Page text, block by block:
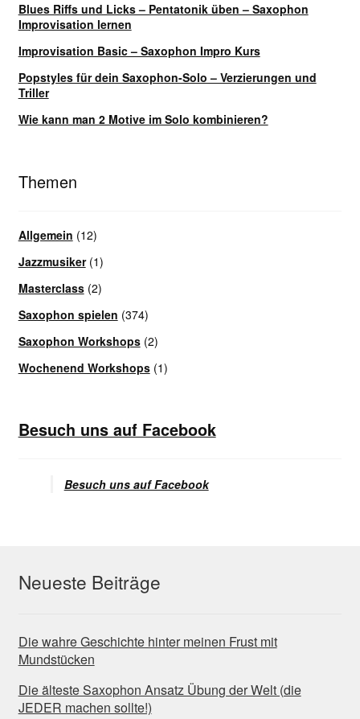
Blues Riffs und Licks – Pentatonik üben – Saxophon
Improvisation lernen
Improvisation Basic – Saxophon Impro Kurs
Popstyles für dein Saxophon-Solo – Verzierungen und
Triller
Wie kann man 2 Motive im Solo kombinieren?
Themen
Allgemein (12)
Jazzmusiker(1)
Masterclass(2)
Saxophon spielen (374)
Saxophon Workshops(2)
Wochenend Workshops(1)
Besuch uns auf Facebook
Besuch uns auf Facebook
Neueste Beiträge
Die wahre Geschichte hinter meinen Frust mit
Mundstücken
Die älteste Saxophon Ansatz Übung der Welt (die
JEDER machen sollte!)